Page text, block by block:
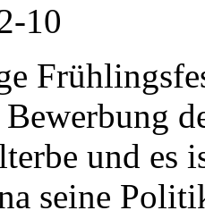
10
und es
seine